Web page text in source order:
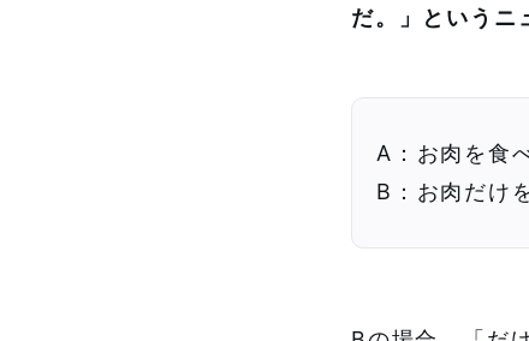
だ。」というニ
A：お肉を食
B：お肉だけ